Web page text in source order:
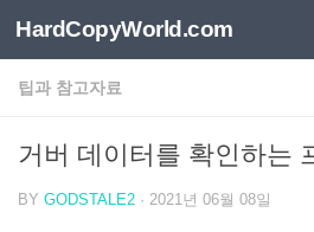
Skip to content
HardCopyWorld.com
팁과 참고자료
거버 데이터를 확인하는
BY GODSTALE2 · 2021년 06월 08일